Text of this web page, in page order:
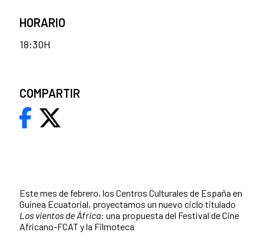
Este mes de febrero, los Centros Culturales de España en
Guinea Ecuatorial, proyectamos un nuevo ciclo titulado
Los vientos de África: una propuesta del Festival de Cine
Africano-FCAT y la Filmoteca
HORARIO
18:30H
COMPARTIR